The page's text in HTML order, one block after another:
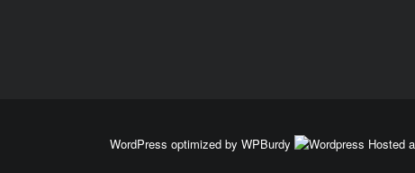
WordPress optimized by WPBurdy